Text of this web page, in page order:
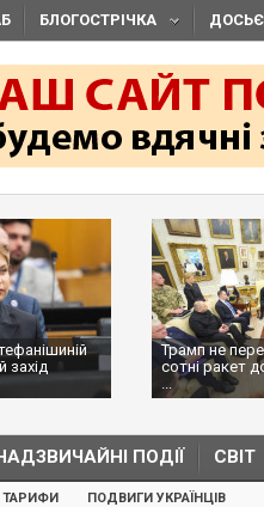
БЛОГОСТРІЧКА ДОСЬЄ
захід
Трамп не
сотні ракет
...
ПОДІЇ СВІТ
ТАРИФИ ПОДВИГИ УКРАЇНЦІВ